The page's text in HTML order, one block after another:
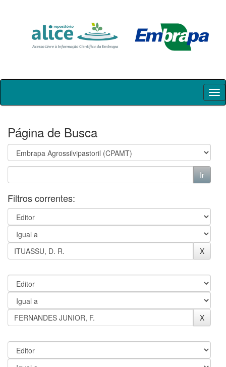
Skip
Página de Busca
Filtros correntes: